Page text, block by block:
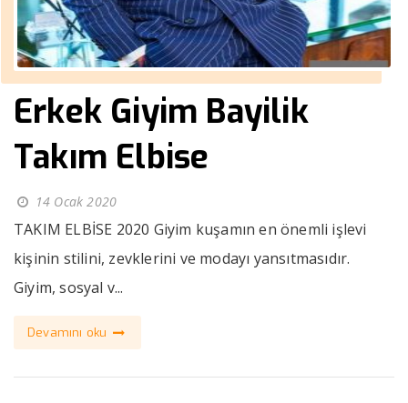
Erkek Giyim Bayilik
Takım Elbise
14 Ocak 2020
TAKIM ELBİSE 2020 Giyim kuşamın en önemli işlevi
kişinin stilini, zevklerini ve modayı yansıtmasıdır.
Giyim, sosyal v...
Devamını oku